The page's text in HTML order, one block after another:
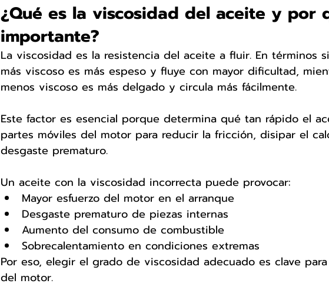
¿Qué es la viscosidad del aceite y por
importante?
La viscosidad es la resistencia del aceite a fluir. En términos
más viscoso es más espeso y fluye con mayor dificultad,
menos viscoso es más delgado y circula más fácilmente.
Este factor es esencial porque determina qué tan rápido el
partes móviles del motor para reducir la fricción, disipar el
desgaste prematuro.
Un aceite con la viscosidad incorrecta puede provocar:
Mayor esfuerzo del motor en el arranque
Desgaste prematuro de piezas internas
Aumento del consumo de combustible
Sobrecalentamiento en condiciones extremas
Por eso, elegir el grado de viscosidad adecuado es clave
del motor.